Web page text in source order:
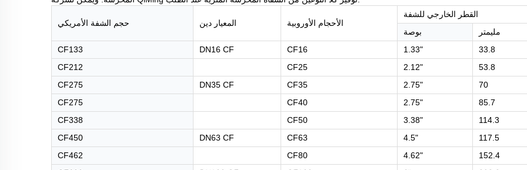
حجم الشفة الأمريكي المعيار دين الأحجام الأوروبية
القطر الخارجي للشفة
بوصة
مليمتر
CF133
DN16 CF CF16 1.33"
33.8
CF212
CF25 2.12"
53.8
CF275
DN35 CF CF35 2.75"
70
CF275
CF40 2.75"
85.7
CF338
CF50 3.38"
114.3
CF450
DN63 CF CF63 4.5"
117.5
CF462
CF80 4.62"
152.4